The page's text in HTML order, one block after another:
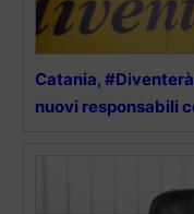
Catania,
nuovi responsabili